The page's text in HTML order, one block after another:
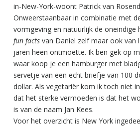
in-New-York-woont Patrick van
Onweerstaanbaar in combinatie met
vormgeving en natuurlijk de oneindige
fun factsvan Daniel zelf maar ook van
jaren heen ontmoette. Ik ben gek op
waar koop je een hamburger met
servetje van een echt briefje van 100
dollar. Als vegetariër kom ik toch niet
dat het sterke vermoeden is dat het
is van de naam Jan Kees.
Voor het overzicht is New York